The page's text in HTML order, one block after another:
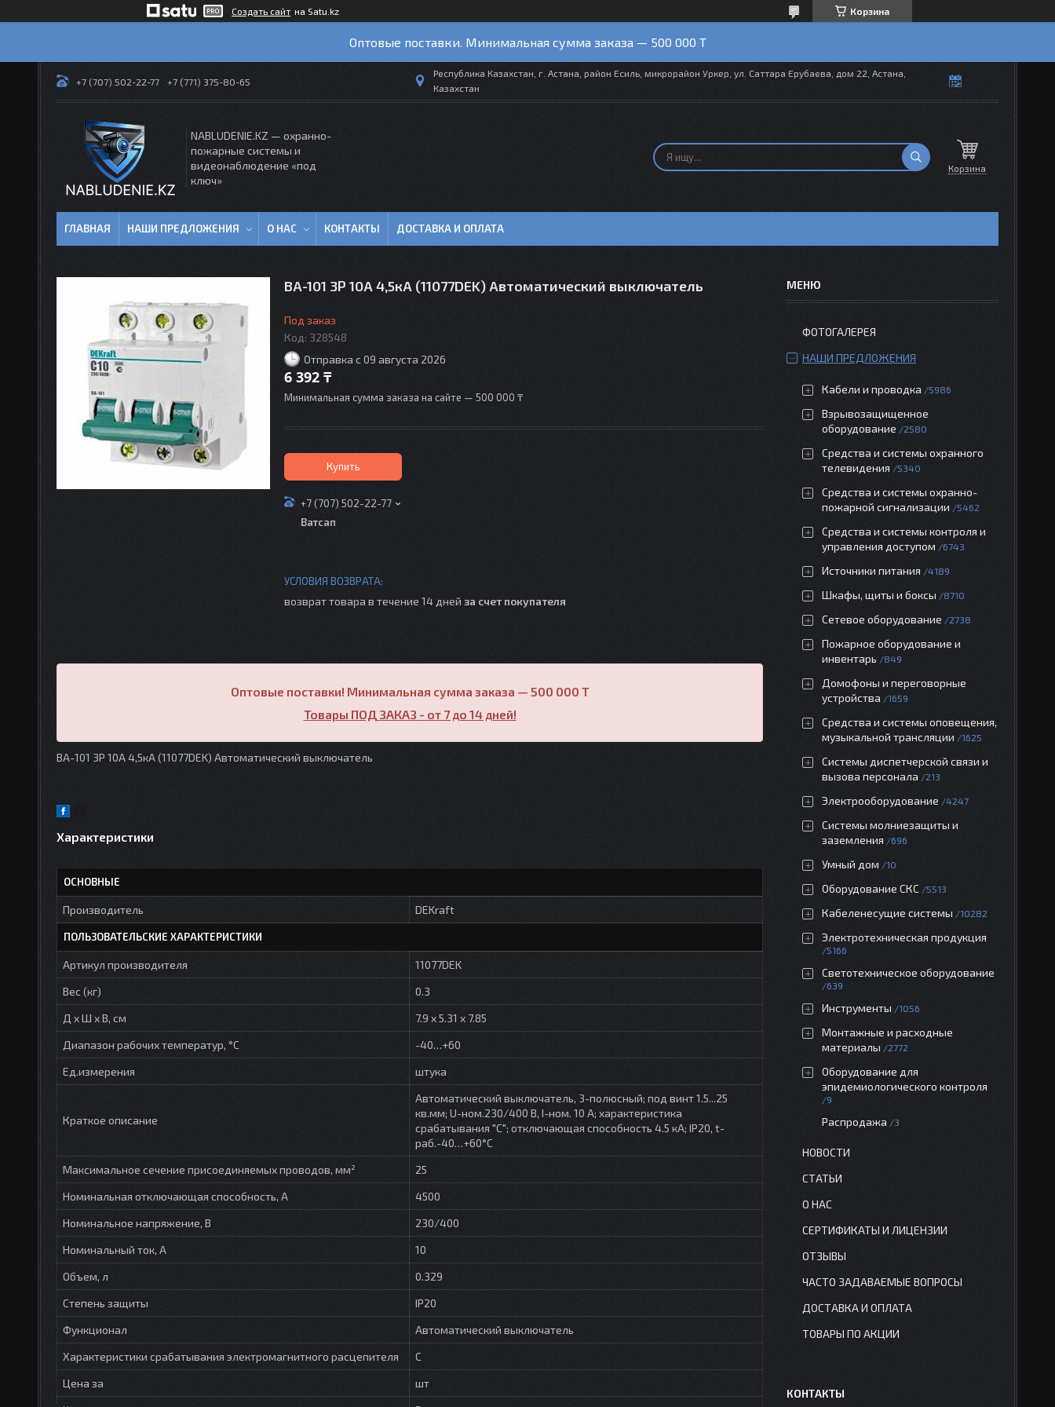
Создать сайт на Satu.kz Корзина
Оптовые поставки. Минимальная сумма заказа — 500 000 T
+7 (707) 502-22-77 +7 (771) 375-80-65
Республика Казахстан, г. Астана, район Есиль, микрорайон Уркер, ул. Саттара Ерубаева, дом 22, Астана,
Казахстан
NABLUDENIE.KZ — охранно-
пожарные системы и
видеонаблюдение «под
ключ»
Корзина
ГЛАВНАЯ НАШИ ПРЕДЛОЖЕНИЯ О НАС КОНТАКТЫ ДОСТАВКА И ОПЛАТА
ВА-101 3P 10А 4,5кА (11077DEK) Автоматический выключатель
Под заказ
Код: 328548
Отправка с 09 августа 2026
6 392 ₸
Минимальная сумма заказа на сайте — 500 000 ₸
Купить
+7 (707) 502-22-77
Ватсап
возврат товара в течение 14 дней за счет покупателя
Оптовые поставки! Минимальная сумма заказа — 500 000 T
Товары ПОД ЗАКАЗ - от 7 до 14 дней!
ВА-101 3P 10А 4,5кА (11077DEK) Автоматический выключатель
Характеристики
ОСНОВНЫЕ
Производитель DEKraft
ПОЛЬЗОВАТЕЛЬСКИЕ ХАРАКТЕРИСТИКИ
Артикул производителя
11077DEK
Вес (кг)
0.3
Д х Ш х В, см
7.9 x 5.31 x 7.85
Диапазон рабочих температур, °С
-40…+60
Ед.измерения
штука
Краткое описание
Автоматический выключатель, 3-полюсный; под винт 1.5...25
кв.мм; U-ном.230/400 В, I-ном. 10 А; характеристика
срабатывания "С"; отключающая способность 4.5 кА; IP20, t-
раб.-40…+60°С
Максимальное сечение присоединяемых проводов, мм²
25
Номинальная отключающая способность, А
4500
Номинальное напряжение, В
230/400
Номинальный ток, А
10
Объем, л
0.329
Степень защиты
IP20
Функционал
Автоматический выключатель
Характеристики срабатывания электромагнитного расцепителя
C
Цена за
шт
ФОТОГАЛЕРЕЯ
НАШИ ПРЕДЛОЖЕНИЯ
Кабели и проводка 5986
Взрывозащищенное
оборудование
2580
Средства и системы охранного
телевидения
5340
Средства и системы охранно-
пожарной сигнализации
5462
Средства и системы контроля и
управления доступом
6743
Источники питания 4189
Шкафы, щиты и боксы 8710
Сетевое оборудование 2738
Пожарное оборудование и
инвентарь
849
Домофоны и переговорные
устройства
1659
Средства и системы оповещения,
музыкальной трансляции
1625
Системы диспетчерской связи и
вызова персонала
213
Электрооборудование 4247
Системы молниезащиты и
заземления
696
Умный дом 10
Оборудование СКС 5513
Кабеленесущие системы 10282
Электротехническая продукция
5166
Светотехническое оборудование
639
Инструменты 1056
Монтажные и расходные
материалы
2772
Оборудование для
эпидемиологического контроля
9
Распродажа 3
НОВОСТИ
СТАТЬИ
О НАС
СЕРТИФИКАТЫ И ЛИЦЕНЗИИ
ОТЗЫВЫ
ЧАСТО ЗАДАВАЕМЫЕ ВОПРОСЫ
ДОСТАВКА И ОПЛАТА
ТОВАРЫ ПО АКЦИИ
КОНТАКТЫ